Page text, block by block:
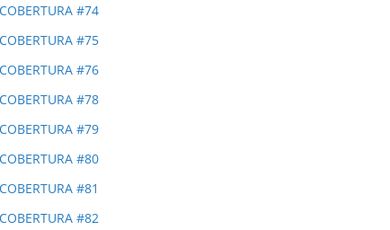
COBERTURA #74
COBERTURA #75
COBERTURA #76
COBERTURA #78
COBERTURA #79
COBERTURA #80
COBERTURA #81
COBERTURA #82